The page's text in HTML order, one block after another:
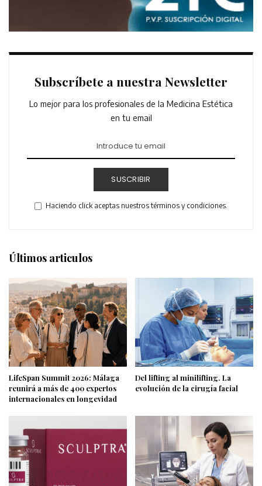
Subscríbete a nuestra Newsletter
Lo mejor para los profesionales de la Medicina Estética
en tu email
SUSCRIBIR
Haciendo click aceptas nuestros términos y condiciones.
Últimos articulos
LifeSpan Summit 2026: Málaga
reunirá a más de 400 expertos
internacionales en longevidad
Del lifting al minilifting. La
evolución de la cirugía facial